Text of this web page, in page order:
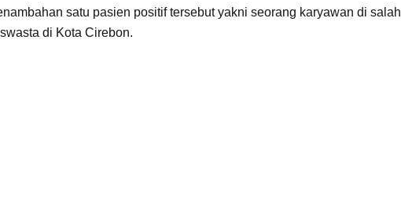
satu pasien positif tersebut yakni seorang karyawan di salah
di Kota Cirebon.